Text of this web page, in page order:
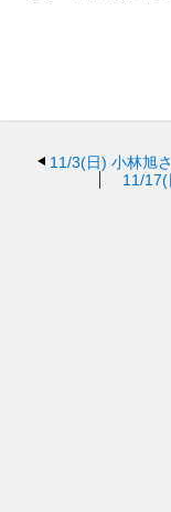
11/3(日) 小林旭
11/17(